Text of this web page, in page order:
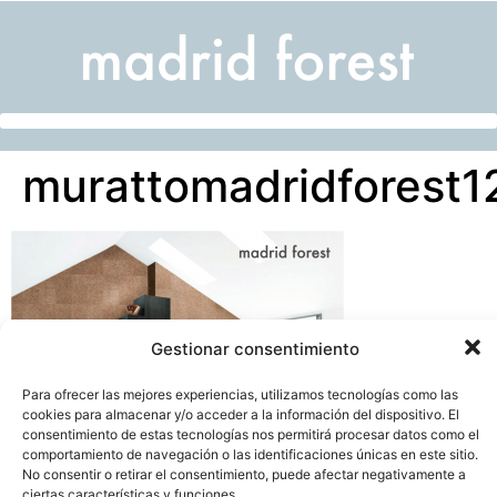
Gestionar consentimiento
Para ofrecer las mejores experiencias, utilizamos tecnologías como las
cookies para almacenar y/o acceder a la información del dispositivo. El
consentimiento de estas tecnologías nos permitirá procesar datos como el
comportamiento de navegación o las identificaciones únicas en este sitio.
No consentir o retirar el consentimiento, puede afectar negativamente a
ciertas características y funciones.